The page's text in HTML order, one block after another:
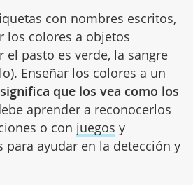
con nombres escritos,
los colores a objetos
el pasto es verde, la sangre
Enseñar los colores a un
que los vea como los
aprender a reconocerlos
o con juegos y
para ayudar en la detección y